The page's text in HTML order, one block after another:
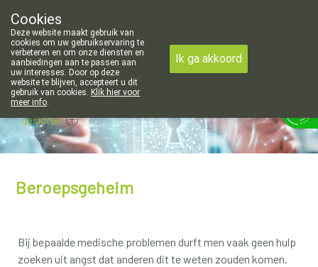
openingsuren voor de apotheek in Attenhoven: dinsdag gesloten
011/88 14 74
gesloten
Beroepsgeheim
Bij bepaalde medische problemen durft men vaak geen hulp
zoeken uit angst dat anderen dit te weten zouden komen.
Cookies
Deze website maakt gebruik van
cookies om uw gebruikservaring te
verbeteren en om onze diensten en
aanbiedingen aan te passen aan
uw interesses. Door op deze
website te blijven, accepteert u dit
gebruik van cookies. Klik hier voor
meer info.
Ik ga akkoord